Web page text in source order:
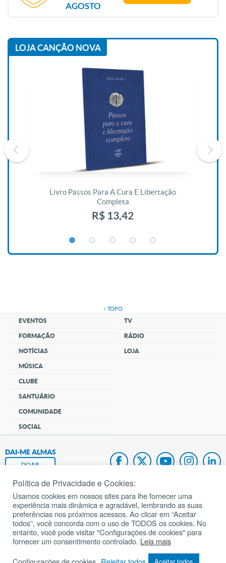
AGOSTO
LOJA CANÇÃO NOVA
Livro Passos Para A Cura E Libertação
Completa
R$ 13,42
↑ TOPO
EVENTOS
FORMAÇÃO
NOTÍCIAS
MÚSICA
CLUBE
SANTUÁRIO
COMUNIDADE
SOCIAL
TV
RÁDIO
LOJA
DAI-ME ALMAS
DOAR
Fundação João Paulo II
Pedido de Oração
Mapa do site
Política de Privacidade e Cookies:
Usamos cookies em nossos sites para lhe fornecer uma
experiência mais dinâmica e agradável, lembrando as suas
preferências nos próximos acessos. Ao clicar em “Aceitar
todos”, você concorda com o uso de TODOS os cookies. No
entanto, você pode visitar "Configurações de cookies" para
fornecer um consentimento controlado. Leia mais